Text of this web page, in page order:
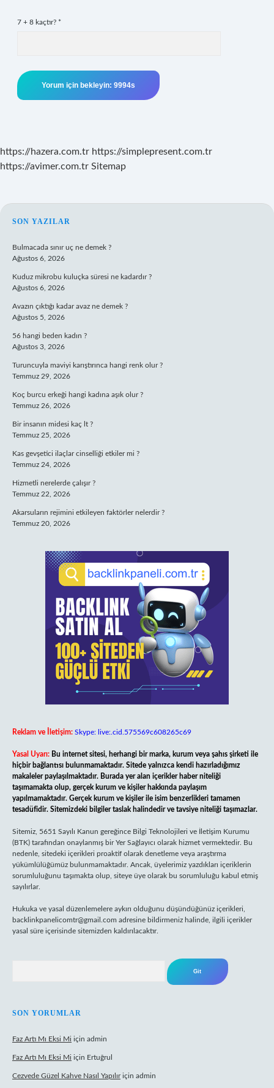
7 + 8 kaçtır? *
https://hazera.com.tr https://simplepresent.com.tr
https://avimer.com.tr Sitemap
SIDEBAR
SON YAZILAR
Bulmacada sınır uç ne demek ?
Ağustos 6, 2026
Kuduz mikrobu kuluçka süresi ne kadardır ?
Ağustos 6, 2026
Avazın çıktığı kadar avaz ne demek ?
Ağustos 5, 2026
56 hangi beden kadın ?
Ağustos 3, 2026
Turuncuyla maviyi karıştırınca hangi renk olur ?
Temmuz 29, 2026
Koç burcu erkeği hangi kadına aşık olur ?
Temmuz 26, 2026
Bir insanın midesi kaç lt ?
Temmuz 25, 2026
Kas gevşetici ilaçlar cinselliği etkiler mi ?
Temmuz 24, 2026
Hizmetli nerelerde çalışır ?
Temmuz 22, 2026
Akarsuların rejimini etkileyen faktörler nelerdir ?
Temmuz 20, 2026
Reklam ve İletişim: Skype: live:.cid.575569c608265c69
Yasal Uyarı: Bu internet sitesi, herhangi bir marka, kurum veya şahıs şirketi ile
hiçbir bağlantısı bulunmamaktadır. Sitede yalnızca kendi hazırladığımız
makaleler paylaşılmaktadır. Burada yer alan içerikler haber niteliği
taşımamakta olup, gerçek kurum ve kişiler hakkında paylaşım
yapılmamaktadır. Gerçek kurum ve kişiler ile isim benzerlikleri tamamen
tesadüfidir. Sitemizdeki bilgiler taslak halindedir ve tavsiye niteliği taşımazlar.
Sitemiz, 5651 Sayılı Kanun gereğince Bilgi Teknolojileri ve İletişim Kurumu
(BTK) tarafından onaylanmış bir Yer Sağlayıcı olarak hizmet vermektedir. Bu
nedenle, sitedeki içerikleri proaktif olarak denetleme veya araştırma
yükümlülüğümüz bulunmamaktadır. Ancak, üyelerimiz yazdıkları içeriklerin
sorumluluğunu taşımakta olup, siteye üye olarak bu sorumluluğu kabul etmiş
sayılırlar.
Hukuka ve yasal düzenlemelere aykırı olduğunu düşündüğünüz içerikleri,
backlinkpanelicomtr@gmail.com adresine bildirmeniz halinde, ilgili içerikler
yasal süre içerisinde sitemizden kaldırılacaktır.
SON YORUMLAR
Faz Artı Mı Eksi Mi için admin
Faz Artı Mı Eksi Mi için Ertuğrul
Cezvede Güzel Kahve Nasıl Yapılıriçin admin